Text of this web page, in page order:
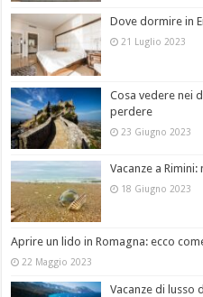
Dove dormire in
21 Luglio 2023
Cosa vedere nei
perdere
23 Giugno 2023
Vacanze a
18 Giugno 2023
Aprire un lido in Romagna: ecco
22 Maggio 2023
Vacanze di lusso